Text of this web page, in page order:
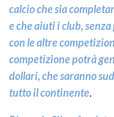
calcio che sia
e che aiuti i club,
con le altre
competizione potrà
dollari, che saranno
tutto il continente.